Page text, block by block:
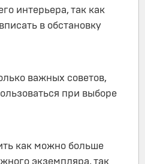
интерьера, так как
в обстановку
важных советов,
при выборе
как можно больше
экземпляра, так